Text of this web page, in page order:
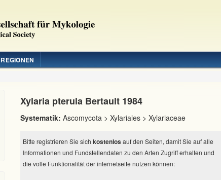
REGIONEN
Xylaria pterula Bertault 1984
Systematik: Ascomycota > Xylariales > Xylariaceae
Bitte registrieren Sie sich kostenlos auf den Seiten, damit Sie auf alle
Informationen und Fundstellendaten zu den Arten Zugriff erhalten und
die volle Funktionalität der internetseite nutzen können: